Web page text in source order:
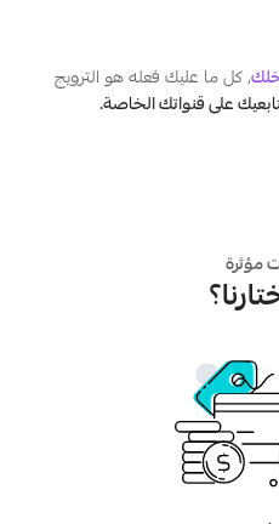
, كل ما عليك فعله هو الترويج
على قنواتك الخاصة.
مؤثرة